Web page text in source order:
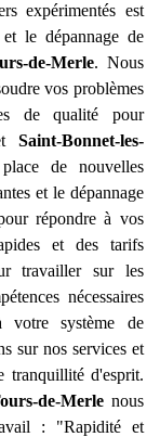
expérimentés est
le dépannage de
de-Merle. Nous
vos problèmes
de qualité pour
Saint-Bonnet-les-
de nouvelles
et le dépannage
répondre à vos
et des tarifs
travailler sur les
nécessaires
votre système de
sur nos services et
tranquillité d'esprit.
de-Merlenous
: "Rapidité et